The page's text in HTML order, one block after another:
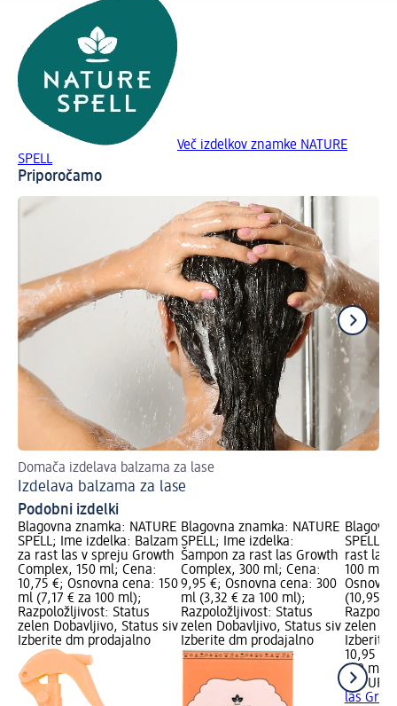
Več izdelkov znamke NATURE
SPELL
Priporočamo
Domača izdelava balzama za lase
Izdelava balzama za lase
Podobni izdelki
Blagovna znamka: NATURE
SPELL; Ime izdelka: Balzam
za rast las v spreju Growth
Complex, 150 ml; Cena:
10,75 €; Osnovna cena: 150
ml (7,17 € za 100 ml);
Razpoložljivost: Status
zelen Dobavljivo, Status siv
Izberite dm prodajalno
Blagovna znamka: NATURE
SPELL; Ime izdelka:
Šampon za rast las Growth
Complex, 300 ml; Cena:
9,95 €; Osnovna cena: 300
ml (3,32 € za 100 ml);
Razpoložljivost: Status
zelen Dobavljivo, Status siv
Izberite dm prodajalno
SPELL;
rast las
100 ml;
(10,95 €
zelen
Izberite
10,95 €
100 ml
NATURE
las